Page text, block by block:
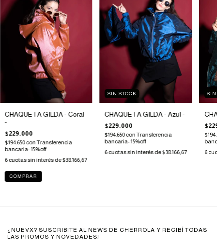
CHAQUETA GILDA - Coral
-
$229.000
$194.650con Transferencia
bancaria- 15%off
6cuotas sin interés de$38.166,67
COMPRAR
SIN STOCK
CHAQUETA GILDA - Azul -
$229.000
$194.650conTransferencia
bancaria- 15%off
6cuotas sin interés de$38.166,67
SIN
6
¿NUEVX? SUSCRIBITE AL NEWS DE CHERROLA Y RECIBÍ TODAS
LAS PROMOS Y NOVEDADES!